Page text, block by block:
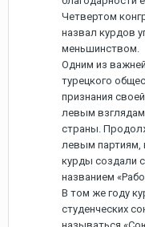
Четвертом
назвал курдов
меньшинством.
Одним из
турецкого
признания
левым
страны.
левым партиям,
курды создали
названием
В том же году
студенческих